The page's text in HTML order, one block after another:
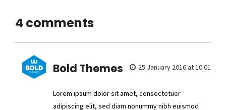
4 comments
Bold Themes 25 January 2016 at 10:01
Lorem ipsum dolor sit amet, consectetuer
adipiscing elit, sed diam nonummy nibh euismod